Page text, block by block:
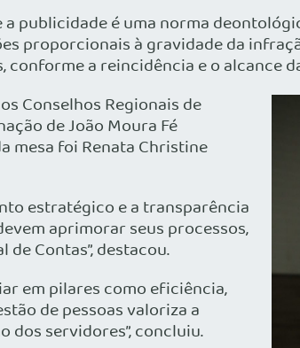
publicidade é uma norma
proporcionais à gravidade da
a reincidência e o alcance
Conselhos Regionais de
de João Moura Fé
mesa foi Renata Christine
estratégico e a transparência
aprimorar seus processos,
Contas”, destacou.
em pilares como eficiência,
de pessoas valoriza a
servidores”, concluiu.